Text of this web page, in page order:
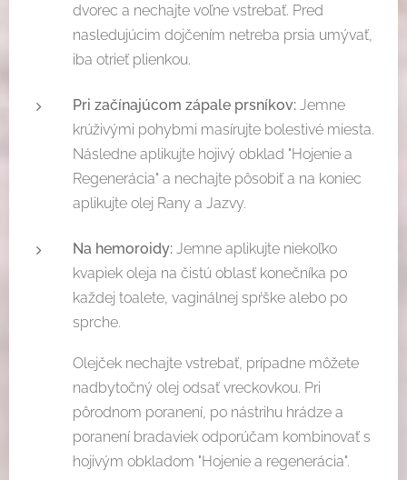
dvorec a nechajte voľne vstrebať. Pred
nasledujúcim dojčením netreba prsia umývať,
iba otrieť plienkou.
Pri začínajúcom zápale prsníkov: Jemne
krúživými pohybmi masírujte bolestivé miesta.
Následne aplikujte hojivý obklad "Hojenie a
Regenerácia" a nechajte pôsobiť a na koniec
aplikujte olej Rany a Jazvy.
Na hemoroidy: Jemne aplikujte niekoľko
kvapiek oleja na čistú oblasť konečníka po
každej toalete, vaginálnej spŕške alebo po
sprche.
Olejček nechajte vstrebať, prípadne môžete
nadbytočný olej odsať vreckovkou. Pri
pôrodnom poranení, po nástrihu hrádze a
poranení bradaviek odporúčam kombinovať s
hojivým obkladom "Hojenie a regenerácia".